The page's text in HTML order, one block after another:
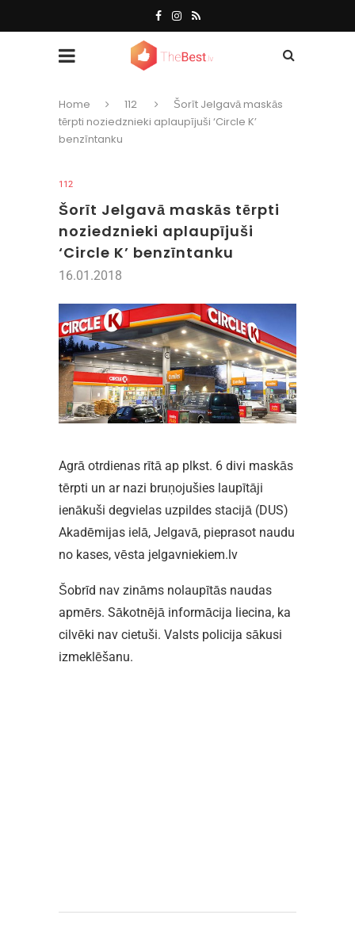
Home 112
Šorīt Jelgavā maskās
tērpti noziedznieki aplaupījuši ‘Circle K’
benzīntanku
112
Šorīt Jelgavā maskās tērpti
noziedznieki aplaupījuši
‘Circle K’ benzīntanku
16.01.2018
Agrā otrdienas rītā ap plkst. 6 divi maskās
tērpti un ar nazi bruņojušies laupītāji
ienākuši degvielas uzpildes stacijā (DUS)
Akadēmijas ielā, Jelgavā, pieprasot naudu
no kases, vēsta jelgavniekiem.lv
Šobrīd nav zināms nolaupītās naudas
apmērs. Sākotnējā informācija liecina, ka
cilvēki nav cietuši. Valsts policija sākusi
izmeklēšanu.